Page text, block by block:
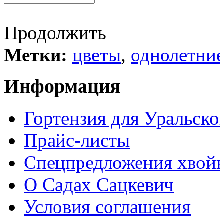
Продолжить
Метки: цветы,
Информация
Гортензия для
Прайс-листы
Спецпредложения
О Садах Сацкевич
Условия соглашения